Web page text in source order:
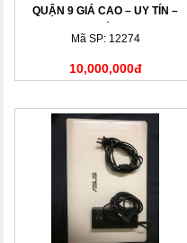
QUẬN 9 GIÁ CAO – UY TÍN –
Mã SP: 12274
10,000,000đ